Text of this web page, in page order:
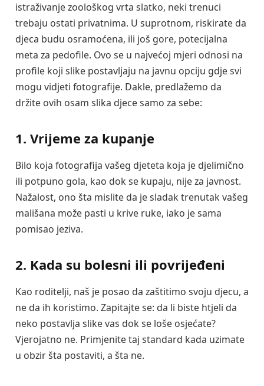
istraživanje zoološkog vrta slatko, neki trenuci
trebaju ostati privatnima. U suprotnom, riskirate da
djeca budu osramoćena, ili još gore, potecijalna
meta za pedofile. Ovo se u najvećoj mjeri odnosi na
profile koji slike postavljaju na javnu opciju gdje svi
mogu vidjeti fotografije. Dakle, predlažemo da
držite ovih osam slika djece samo za sebe:
1. Vrijeme za kupanje
Bilo koja fotografija vašeg djeteta koja je djelimično
ili potpuno gola, kao dok se kupaju, nije za javnost.
Nažalost, ono šta mislite da je sladak trenutak vašeg
mališana može pasti u krive ruke, iako je sama
pomisao jeziva.
2. Kada su bolesni ili povrijeđeni
Kao roditelji, naš je posao da zaštitimo svoju djecu, a
ne da ih koristimo. Zapitajte se: da li biste htjeli da
neko postavlja slike vas dok se loše osjećate?
Vjerojatno ne. Primjenite taj standard kada uzimate
u obzir šta postaviti, a šta ne.